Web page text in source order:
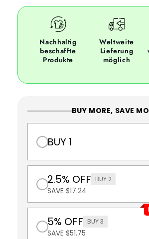
Nachhaltig
beschaffte
Produkte
Weltweite
Lieferung
möglich
BUY MORE, SAVE
BUY 1
2.5% OFF BUY 2
SAVE $17.24
5% OFF BUY 3
SAVE $51.75